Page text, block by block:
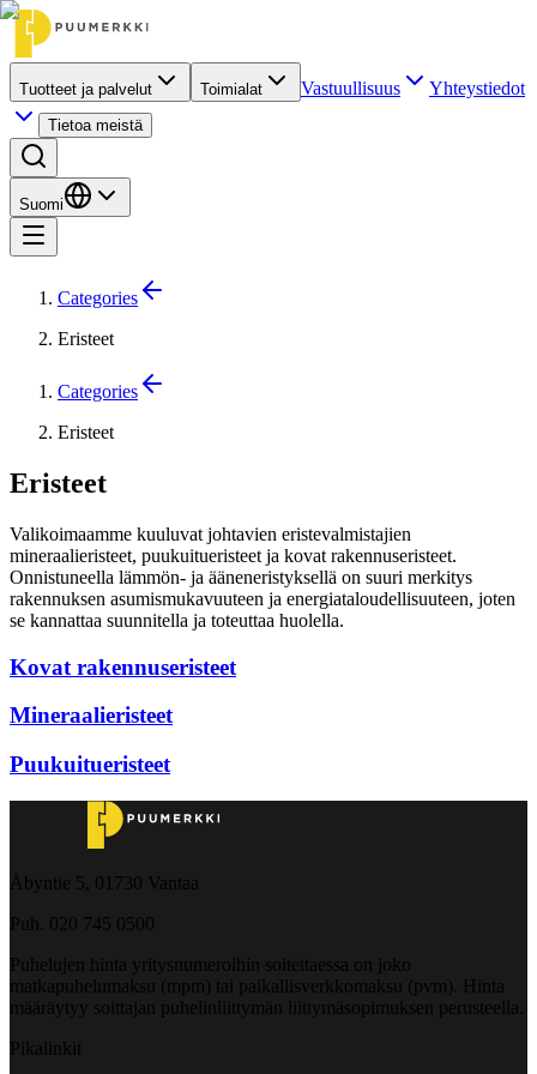
Tuotteet ja palvelut Toimialat Vastuullisuus Yhteystiedot
Tietoa meistä
Suomi
Categories
Eristeet
Categories
Eristeet
Eristeet
Valikoimaamme kuuluvat johtavien eristevalmistajien
mineraalieristeet, puukuitueristeet ja kovat rakennuseristeet.
Onnistuneella lämmön- ja ääneneristyksellä on suuri merkitys
rakennuksen asumismukavuuteen ja energiataloudellisuuteen, joten
se kannattaa suunnitella ja toteuttaa huolella.
Kovat rakennuseristeet
Mineraalieristeet
Puukuitueristeet
Åbyntie 5, 01730 Vantaa
Puh. 020 745 0500
Puhelujen hinta yritysnumeroihin soitettaessa on joko
matkapuhelumaksu (mpm) tai paikallisverkkomaksu (pvm). Hinta
määräytyy soittajan puhelinliittymän liittymäsopimuksen perusteella.
Pikalinkit